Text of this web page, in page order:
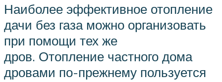
Наиболее эффективное отопление
дачи без газа можно организовать
при помощи тех же
дров. Отопление частного дома
дровами по-прежнему пользуется